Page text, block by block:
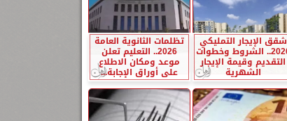
شقق الإيجار التمليكي
2026.. الشروط وخطوات
التقديم وقيمة الإيجار
الشهرية
تظلمات الثانوية العامة
2026.. التعليم تعلن
موعد ومكان الاطلاع
على أوراق الإجابة...